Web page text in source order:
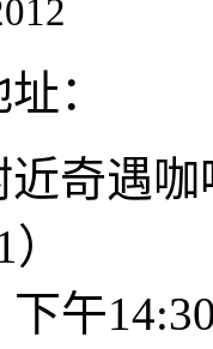
：
奇遇
午